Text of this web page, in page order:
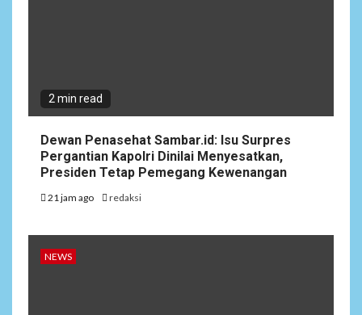
2 min read
Dewan Penasehat Sambar.id: Isu Surpres
Pergantian Kapolri Dinilai Menyesatkan,
Presiden Tetap Pemegang Kewenangan
21 jam ago redaksi
NEWS